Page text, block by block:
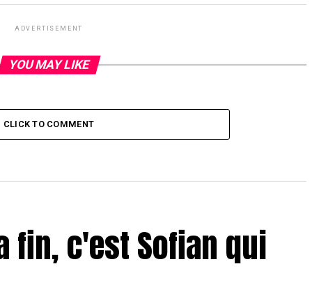
ADVERTISEMENT
YOU MAY LIKE
CLICK TO COMMENT
fin, c'est Sofian qui